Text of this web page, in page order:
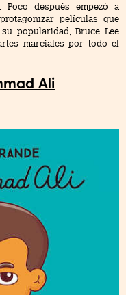
después empezó a
películas que
popularidad, Bruce Lee
marciales por todo el
Ali